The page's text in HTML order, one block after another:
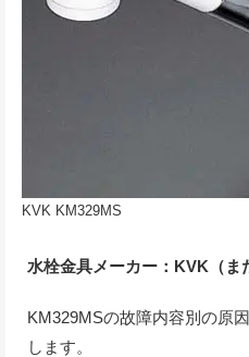
KVK KM329MS
水栓金具メーカー：KVK（ま
KM329MSの故障内容別の原
します。